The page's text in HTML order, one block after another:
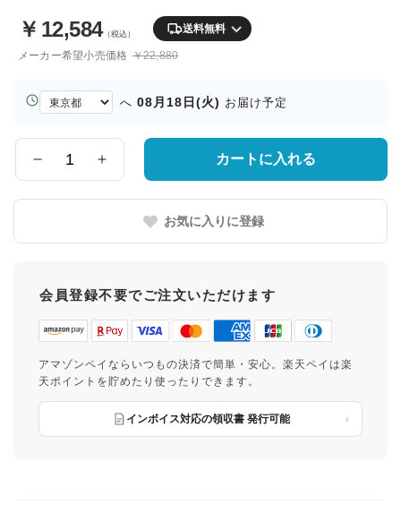
￥ 12,584（税込） 送料無料
メーカー希望小売価格 ￥22,880
お
届
県
へ 08月18日(火) お届け予定
量
カートに入れる
お気に入りに登録
会員登録不要でご注文いただけます
アマゾンペイならいつもの決済で簡単・安心。楽天ペイは楽
天ポイントを貯めたり使ったりできます。
インボイス対応の領収書 発行可能